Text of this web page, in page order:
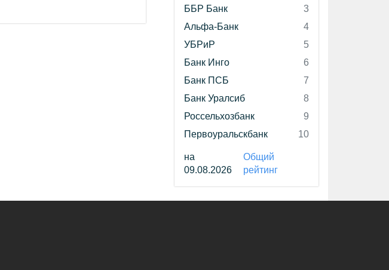
ББР Банк
3
Альфа-Банк
4
УБРиР
5
Банк Инго
6
Банк ПСБ
7
Банк Уралсиб
8
Россельхозбанк
9
Первоуральскбанк
10
на
09.08.2026
Общий
рейтинг